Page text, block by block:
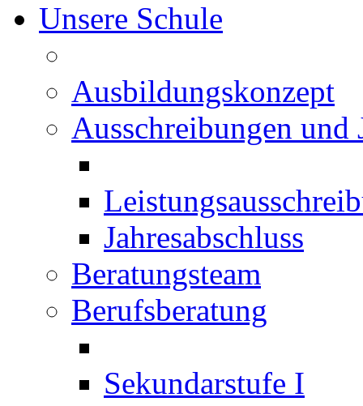
Unsere Schule
Ausbildungskonzept
Ausschreibungen und
Jahresabschluss
Beratungsteam
Berufsberatung
Sekundarstufe I